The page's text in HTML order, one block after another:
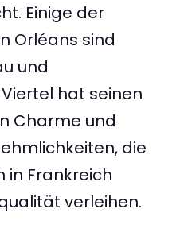
Einige der
Orléans sind
und
hat seinen
Charme und
die
in Frankreich
verleihen.